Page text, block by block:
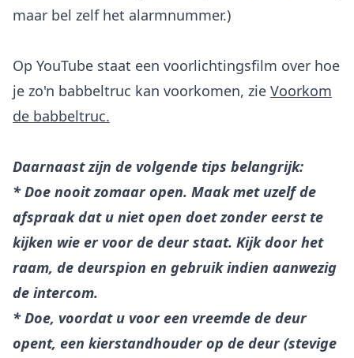
maar bel zelf het alarmnummer.)
Op YouTube staat een voorlichtingsfilm over hoe
je zo'n babbeltruc kan voorkomen, zie Voorkom
de babbeltruc.
Daarnaast zijn de volgende tips belangrijk:
* Doe nooit zomaar open. Maak met uzelf de
afspraak dat u niet open doet zonder eerst te
kijken wie er voor de deur staat. Kijk door het
raam, de deurspion en gebruik indien aanwezig
de intercom.
* Doe, voordat u voor een vreemde de deur
opent, een kierstandhouder op de deur (stevige